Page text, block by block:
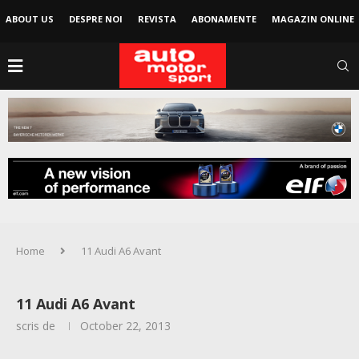
ABOUT US DESPRE NOI REVISTA ABONAMENTE MAGAZIN ONLINE
Home 11 Audi A6 Avant
11 Audi A6 Avant
scris de October 22, 2013